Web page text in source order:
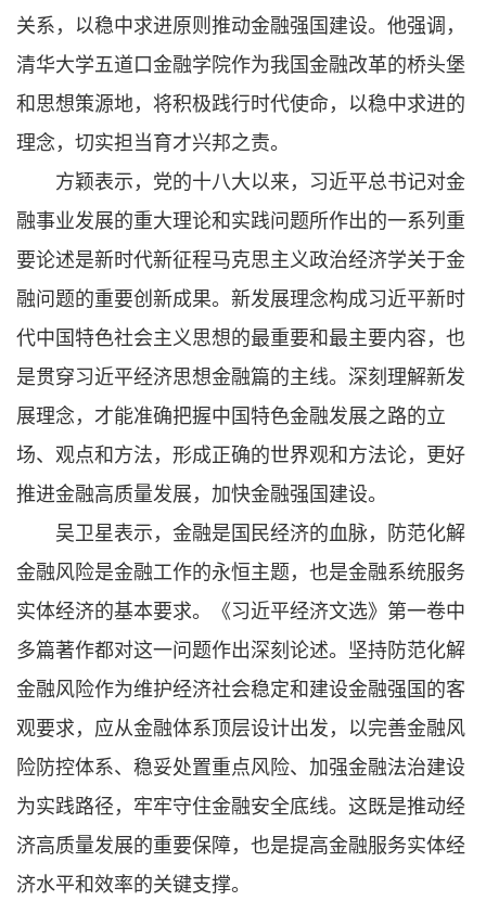
关系，以稳中求进原则推动金融强国建设。他强调，
清华大学五道口金融学院作为我国金融改革的桥头堡
和思想策源地，将积极践行时代使命，以稳中求进的
理念，切实担当育才兴邦之责。
方颖表示，党的十八大以来，习近平总书记对金
融事业发展的重大理论和实践问题所作出的一系列重
要论述是新时代新征程马克思主义政治经济学关于金
融问题的重要创新成果。新发展理念构成习近平新时
代中国特色社会主义思想的最重要和最主要内容，也
是贯穿习近平经济思想金融篇的主线。深刻理解新发
展理念，才能准确把握中国特色金融发展之路的立
场、观点和方法，形成正确的世界观和方法论，更好
推进金融高质量发展，加快金融强国建设。
吴卫星表示，金融是国民经济的血脉，防范化解
金融风险是金融工作的永恒主题，也是金融系统服务
实体经济的基本要求。《习近平经济文选》第一卷中
多篇著作都对这一问题作出深刻论述。坚持防范化解
金融风险作为维护经济社会稳定和建设金融强国的客
观要求，应从金融体系顶层设计出发，以完善金融风
险防控体系、稳妥处置重点风险、加强金融法治建设
为实践路径，牢牢守住金融安全底线。这既是推动经
济高质量发展的重要保障，也是提高金融服务实体经
济水平和效率的关键支撑。